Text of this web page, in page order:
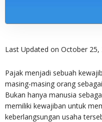
Last Updated on October 25,
Pajak menjadi sebuah
masing-masing orang
Bukan hanya manusia
memiliki kewajiban untuk
keberlangsungan usaha